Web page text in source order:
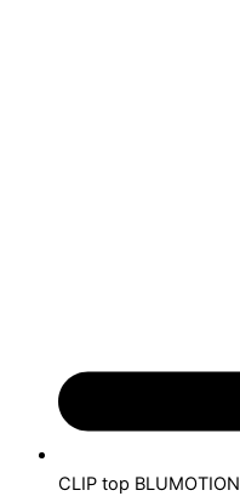
CLIP top BLUMOTION